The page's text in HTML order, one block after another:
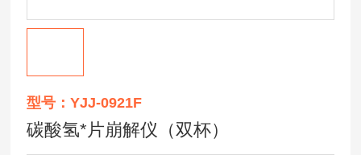
型号：YJJ-0921F
碳酸氢*片崩解仪（双杯）